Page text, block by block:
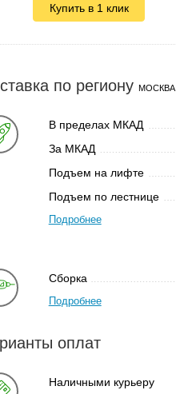
Купить в 1 клик
по региону МОСКВА
В пределах МКАД
За МКАД
Подъем на лифте
Подъем по лестнице
Подробнее
Сборка
Подробнее
оплат
Наличными курьеру